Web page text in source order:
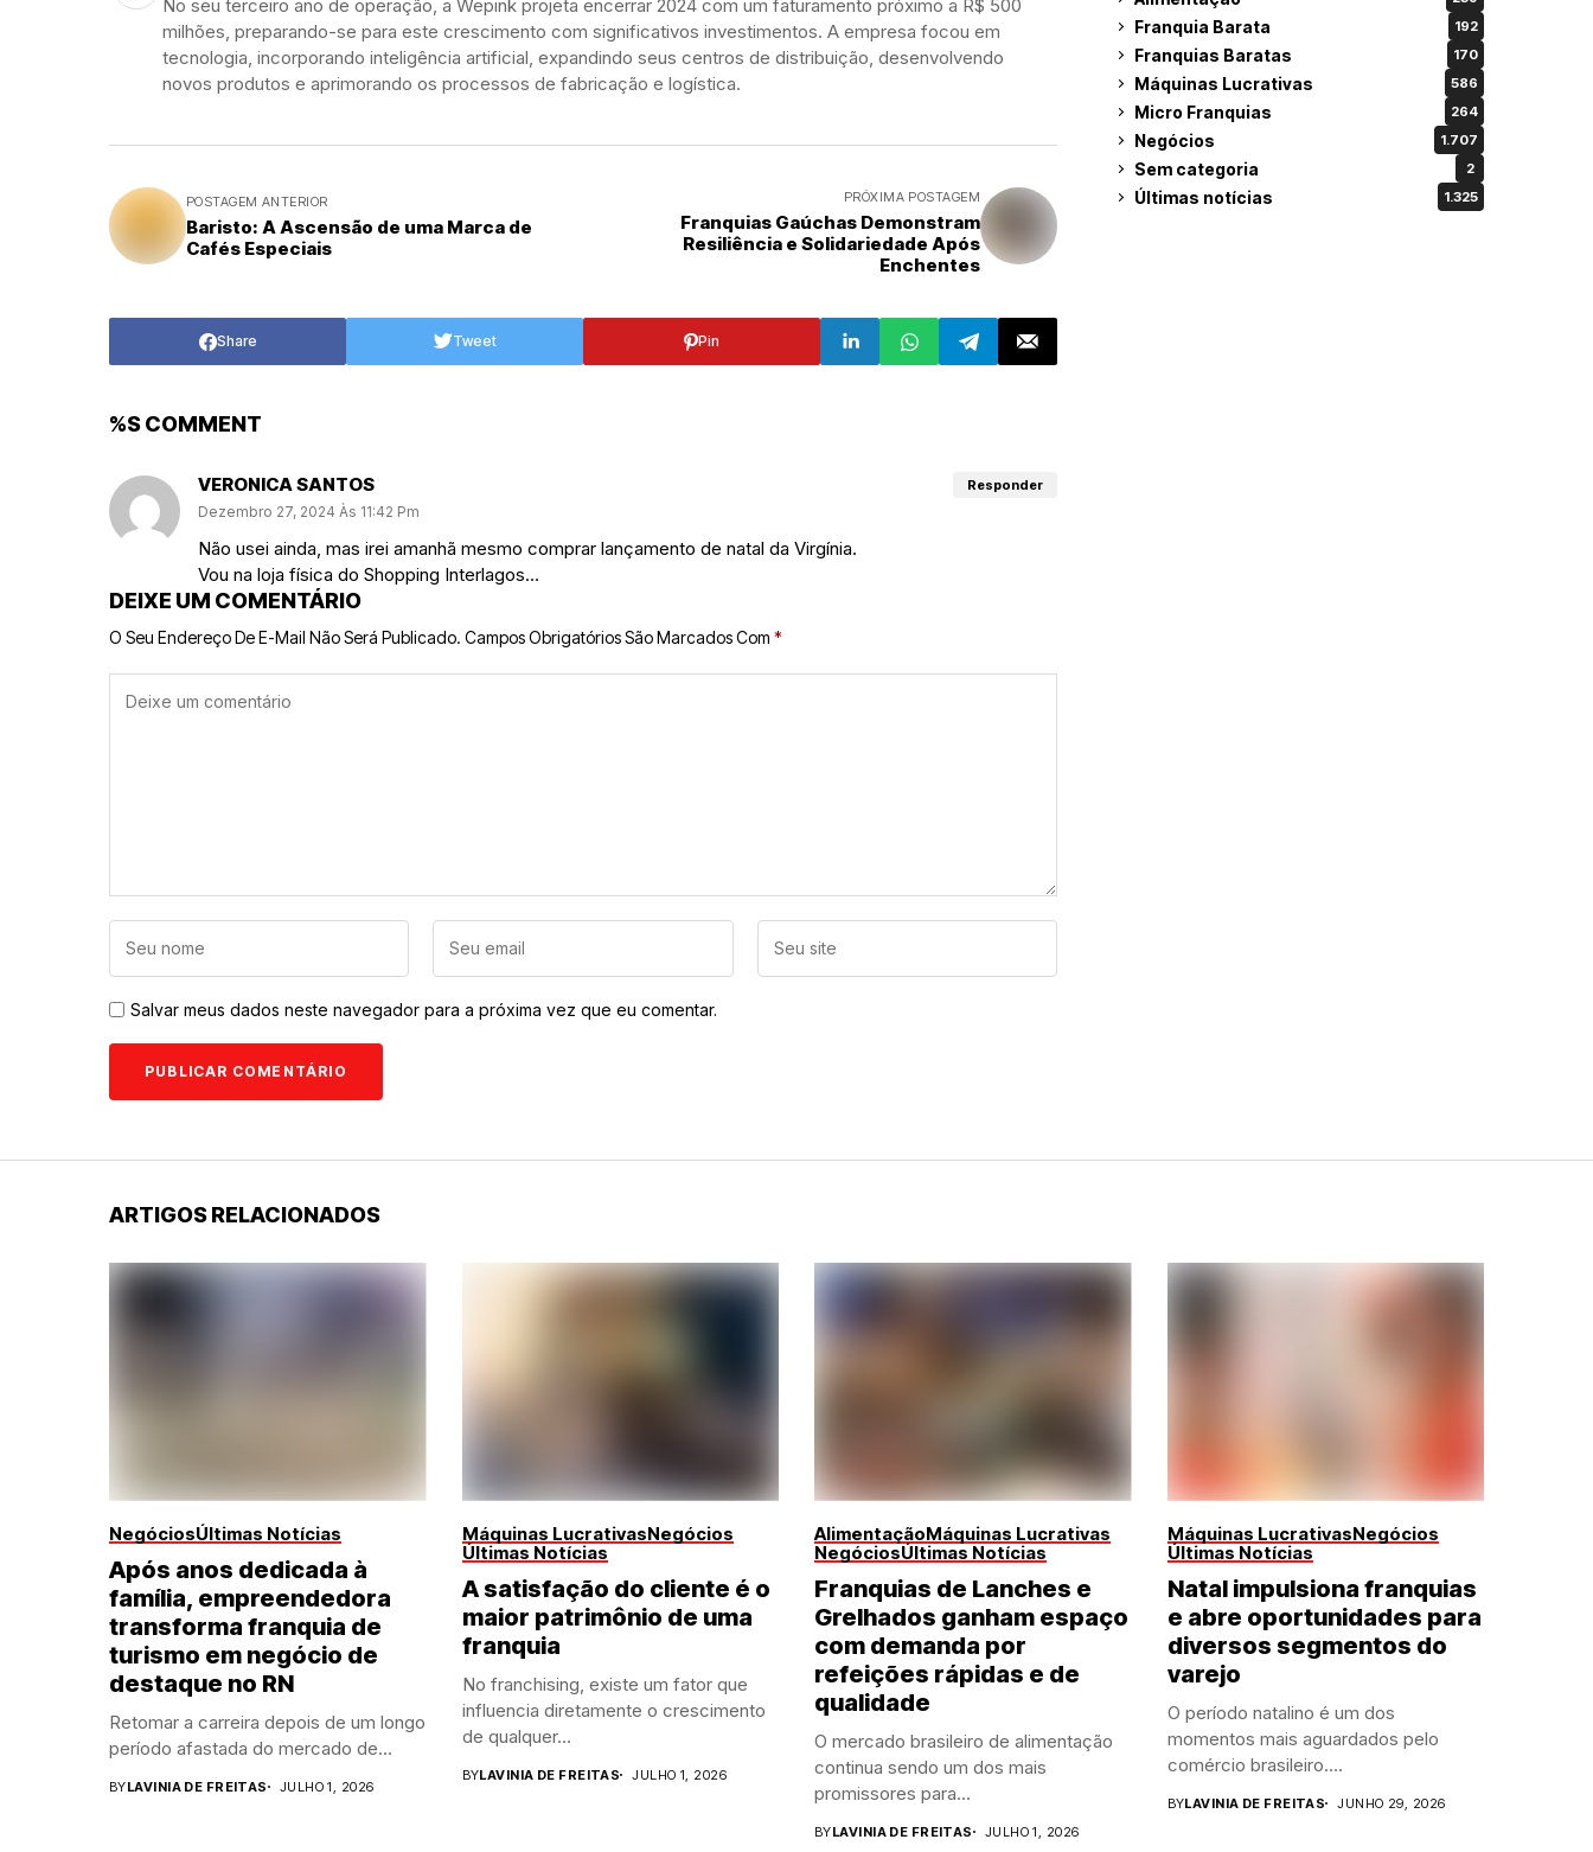
No seu terceiro ano de operação, a Wepink projeta encerrar 2024 com um faturamento próximo a R$ 500
milhões, preparando-se para este crescimento com significativos investimentos. A empresa focou em
tecnologia, incorporando inteligência artificial, expandindo seus centros de distribuição, desenvolvendo
novos produtos e aprimorando os processos de fabricação e logística.
POSTAGEM ANTERIOR
Baristo: A Ascensão de uma Marca de
Cafés Especiais
PRÓXIMA POSTAGEM
Franquias Gaúchas Demonstram
Resiliência e Solidariedade Após
Enchentes
Share Tweet Pin
%S COMMENT
VERONICA SANTOS
Dezembro 27, 2024 Às 11:42 Pm
Não usei ainda, mas irei amanhã mesmo comprar lançamento de natal da Virgínia.
Vou na loja física do Shopping Interlagos…
Responder
DEIXE UM COMENTÁRIO
O Seu Endereço De E-Mail Não Será Publicado. Campos Obrigatórios São Marcados Com *
Salvar meus dados neste navegador para a próxima vez que eu comentar.
Franquia Barata 192
Franquias Baratas 170
Máquinas Lucrativas 586
Micro Franquias 264
Negócios 1.707
Sem categoria 2
Últimas notícias 1.325
ARTIGOS RELACIONADOS
NegóciosÚltimas Notícias
Após anos dedicada à
família, empreendedora
transforma franquia de
turismo em negócio de
destaque no RN
Retomar a carreira depois de um longo
período afastada do mercado de...
BYLAVINIA DE FREITAS JULHO 1, 2026
Máquinas LucrativasNegócios
Últimas Notícias
A satisfação do cliente é o
maior patrimônio de uma
franquia
No franchising, existe um fator que
influencia diretamente o crescimento
de qualquer...
BYLAVINIA DE FREITAS JULHO 1, 2026
AlimentaçãoMáquinas Lucrativas
NegóciosÚltimas Notícias
Franquias de Lanches e
Grelhados ganham espaço
com demanda por
refeições rápidas e de
qualidade
O mercado brasileiro de alimentação
continua sendo um dos mais
promissores para...
BYLAVINIA DE FREITAS JULHO 1, 2026
Máquinas LucrativasNegócios
Últimas Notícias
Natal impulsiona franquias
e abre oportunidades para
diversos segmentos do
varejo
O período natalino é um dos
momentos mais aguardados pelo
comércio brasileiro....
BYLAVINIA DE FREITAS JUNHO 29, 2026